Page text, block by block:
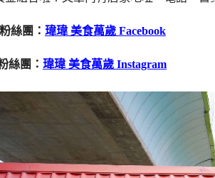
絲團： 瑋瑋 美食萬歲 Facebook
絲團： 瑋瑋 美食萬歲 Instagram